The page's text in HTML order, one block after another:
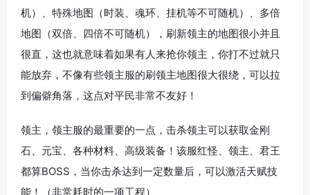
机）、特殊地图（时装、魂环、挂机等不可随机）、多倍
地图（双倍、四倍不可随机），刷新领主的地图很小并且
很直，这也就意味着如果有人来抢你领主，你打不过就只
能放弃，不像有些领主服的刷领主地图很大很绕，可以拉
到偏僻角落，这点对平民非常不友好！
领主，领主服的最重要的一点，击杀领主可以获取金刚
石、元宝、各种材料、高级装备！该服红怪、领主、君王
都算BOSS，当你击杀达到一定数量后，可以激活天赋技
能！（非常耗时的一项工程）